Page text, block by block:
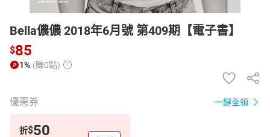
Bella儂儂 2018年6月號 第409期【電子書】
$85
1% (賺0點)
優惠券 一鍵全領
折$50